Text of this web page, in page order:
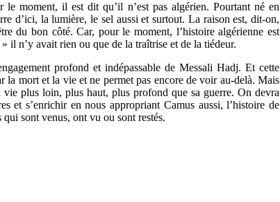
moment, il est dit qu’il n’est pas algérien. Pourtant né en
d’ici, la lumière, le sel aussi et surtout. La raison est, dit-on,
du bon côté. Car, pour le moment, l’histoire algérienne est
il n’y avait rien ou que de la traîtrise et de la tiédeur.
profond et indépassable de Messali Hadj. Et cette
la mort et la vie et ne permet pas encore de voir au-delà. Mais
plus loin, plus haut, plus profond que sa guerre. On devra
et s’enrichir en nous appropriant Camus aussi, l’histoire de
sont venus, ont vu ou sont restés.